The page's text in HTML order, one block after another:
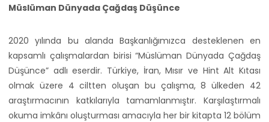
Müslüman Dünyada Çağdaş Düşünce
2020 yılında bu alanda Başkanlığımızca desteklenen en
kapsamlı çalışmalardan birisi “Müslüman Dünyada Çağdaş
Düşünce” adlı eserdir. Türkiye, İran, Mısır ve Hint Alt Kıtası
olmak üzere 4 ciltten oluşan bu çalışma, 8 ülkeden 42
araştırmacının katkılarıyla tamamlanmıştır. Karşılaştırmalı
okuma imkânı oluşturması amacıyla her bir kitapta 12 bölüm